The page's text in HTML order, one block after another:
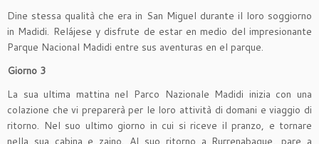
Dine stessa qualità che era in San Miguel durante il loro soggiorno
in Madidi. Relájese y disfrute de estar en medio del impresionante
Parque Nacional Madidi entre sus aventuras en el parque.
Giorno 3
La sua ultima mattina nel Parco Nazionale Madidi inizia con una
colazione che vi preparerà per le loro attività di domani e viaggio di
ritorno. Nel suo ultimo giorno in cui si riceve il pranzo, e tornare
nella sua cabina e zaino. Al suo ritorno a Rurrenabaque, pare a